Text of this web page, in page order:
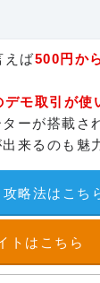
えば500円か
モ取引が使
ーが搭載さ
来るのも魅
略法はこち
トはこちら